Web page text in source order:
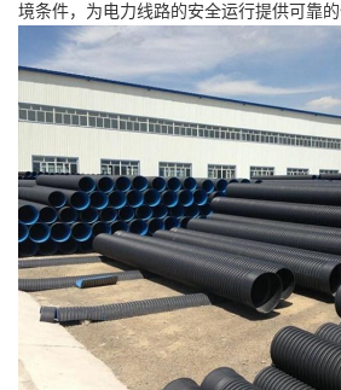
境条件，为电力线路的安全运行提供可靠的